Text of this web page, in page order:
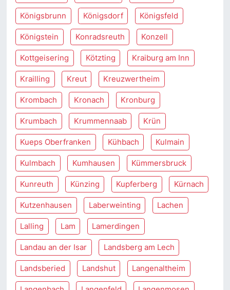
Königsbrunn Königsdorf Königsfeld
Königstein Konradsreuth Konzell
Kottgeisering Kötzting Kraiburg am Inn
Krailling Kreut Kreuzwertheim
Krombach Kronach Kronburg
Krumbach Krummennaab Krün
Kueps Oberfranken Kühbach Kulmain
Kulmbach Kumhausen Kümmersbruck
Kunreuth Künzing Kupferberg Kürnach
Kutzenhausen Laberweinting Lachen
Lalling Lam Lamerdingen
Landau an der Isar Landsberg am Lech
Landsberied Landshut Langenaltheim